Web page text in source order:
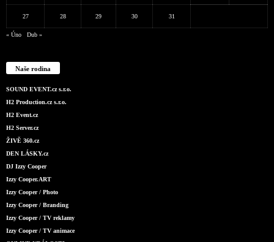
27 28 29 30 31
« Úno Dub »
Naše rodina
SOUND EVENT.cz s.r.o.
H2 Production.cz s.r.o.
H2 Event.cz
H2 Server.cz
ŽIVĚ 360.cz
DEN LÁSKY.cz
DJ Izzy Cooper
Izzy Cooper.ART
Izzy Cooper / Photo
Izzy Cooper / Branding
Izzy Cooper / TV reklamy
Izzy Cooper / TV animace